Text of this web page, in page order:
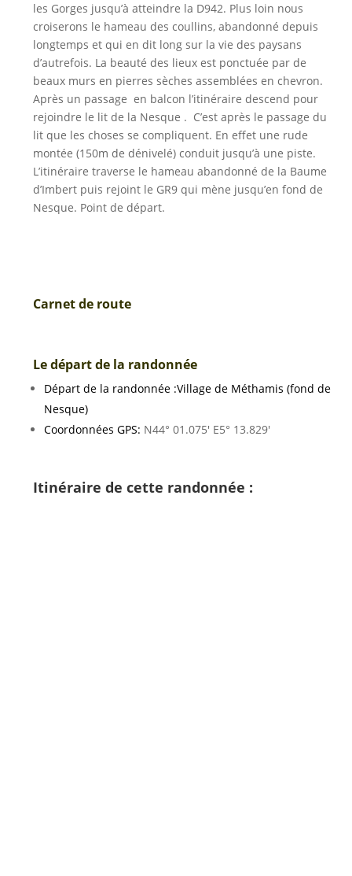
les Gorges jusqu’à atteindre la D942. Plus loin nous
croiserons le hameau des coullins, abandonné depuis
longtemps et qui en dit long sur la vie des paysans
d’autrefois. La beauté des lieux est ponctuée par de
beaux murs en pierres sèches assemblées en chevron.
Après un passage en balcon l’itinéraire descend pour
rejoindre le lit de la Nesque . C’est après le passage du
lit que les choses se compliquent. En effet une rude
montée (150m de dénivelé) conduit jusqu’à une piste.
L’itinéraire traverse le hameau abandonné de la Baume
d’Imbert puis rejoint le GR9 qui mène jusqu’en fond de
Nesque. Point de départ.
Carnet de route
Le départ de la randonnée
Départ de la randonnée :Village de Méthamis (fond de
Nesque)
Coordonnées GPS: N44° 01.075′ E5° 13.829′
Itinéraire de cette randonnée :